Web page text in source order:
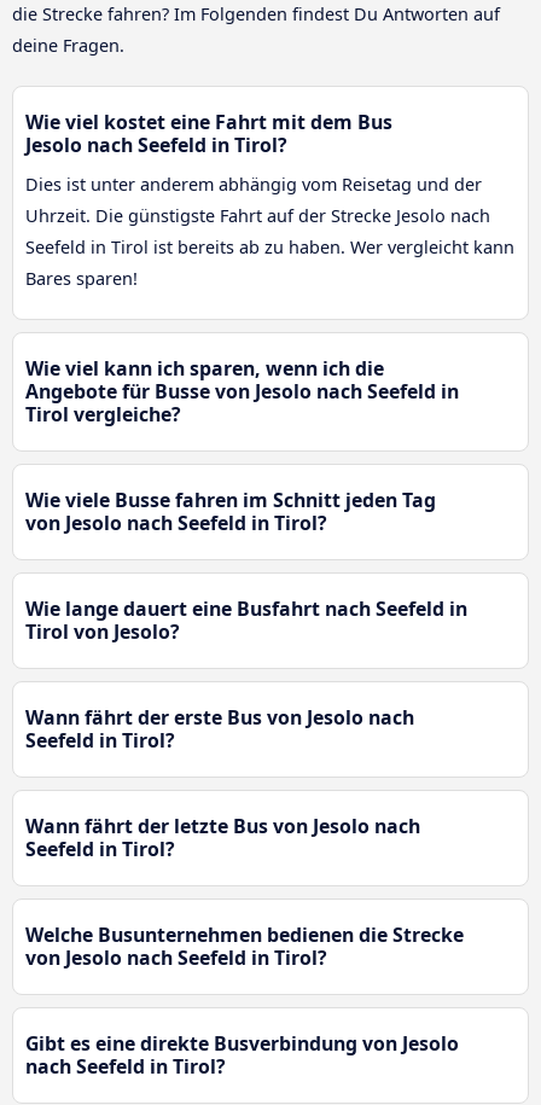
die Strecke fahren? Im Folgenden findest Du Antworten auf
deine Fragen.
Wie viel kostet eine Fahrt mit dem Bus
Jesolo nach Seefeld in Tirol?
Dies ist unter anderem abhängig vom Reisetag und der
Uhrzeit. Die günstigste Fahrt auf der Strecke Jesolo nach
Seefeld in Tirol ist bereits ab zu haben. Wer vergleicht kann
Bares sparen!
Wie viel kann ich sparen, wenn ich die
Angebote für Busse von Jesolo nach Seefeld in
Tirol vergleiche?
Wie viele Busse fahren im Schnitt jeden Tag
von Jesolo nach Seefeld in Tirol?
Wie lange dauert eine Busfahrt nach Seefeld in
Tirol von Jesolo?
Wann fährt der erste Bus von Jesolo nach
Seefeld in Tirol?
Wann fährt der letzte Bus von Jesolo nach
Seefeld in Tirol?
Welche Busunternehmen bedienen die Strecke
von Jesolo nach Seefeld in Tirol?
Gibt es eine direkte Busverbindung von Jesolo
nach Seefeld in Tirol?